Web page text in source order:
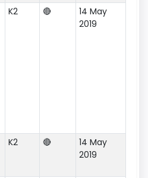
K2 🔴
14 May
2019
K2 🔴
14 May
2019